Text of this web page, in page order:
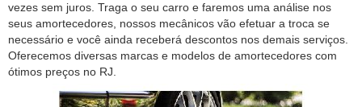
vezes sem juros. Traga o seu carro e faremos uma análise nos
seus amortecedores, nossos mecânicos vão efetuar a troca se
necessário e você ainda receberá descontos nos demais serviços.
Oferecemos diversas marcas e modelos de amortecedores com
ótimos preços no RJ.